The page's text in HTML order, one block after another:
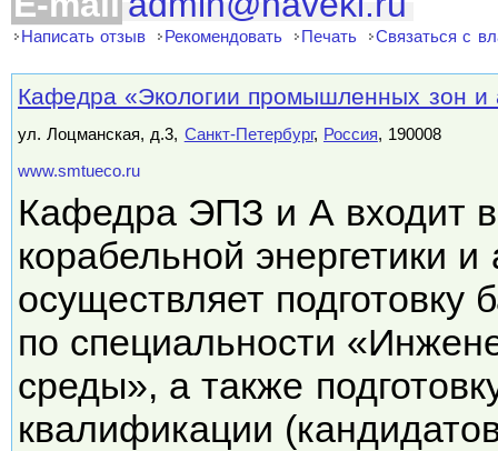
Написать отзыв Рекомендовать Печать Связаться с
Кафедра «Экологии промышленных зон
ул. Лоцманская, д.3, Санкт-Петербург, Россия, 190008
www.smtueco.ru
Кафедра ЭПЗ и А входит в
корабельной энергетики
осуществляет подготовку
по специальности
среды», а также
квалификации